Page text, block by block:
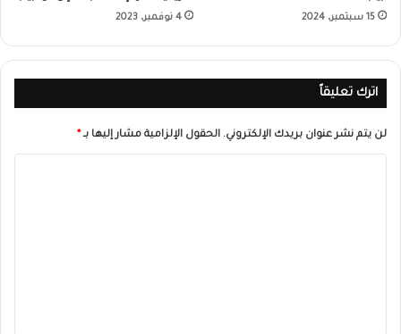
15 سبتمبر، 2024 4 نوفمبر، 2023
اترك تعليقاً
لن يتم نشر عنوان بريدك الإلكتروني. الحقول الإلزامية مشار إليها بـ*